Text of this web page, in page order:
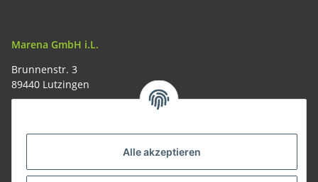
Alle akzeptieren
Marena GmbH i.L.
Brunnenstr. 3
89440 Lutzingen